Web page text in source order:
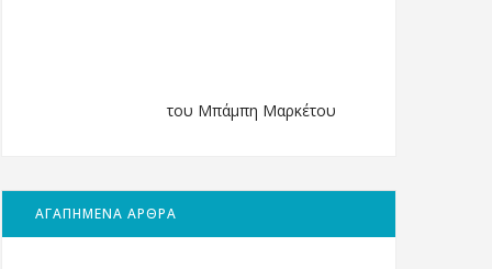
του Μπάμπη Μαρκέτου
ΑΓΑΠΗΜΕΝΑ ΑΡΘΡΑ